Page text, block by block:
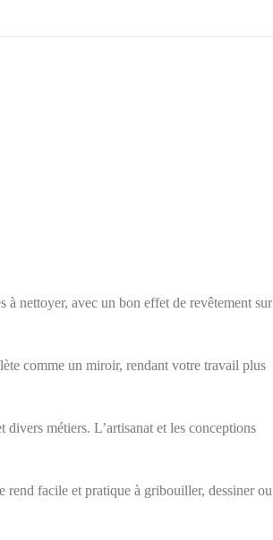
nettoyer, avec un bon effet de revêtement sur
comme un miroir, rendant votre travail plus
métiers. L’artisanat et les conceptions
facile et pratique à gribouiller, dessiner ou